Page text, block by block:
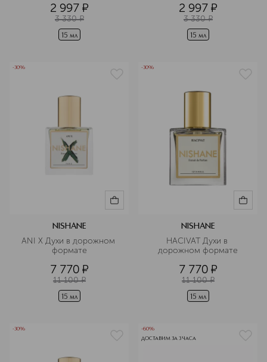
2 997 ¤
3 330 ¤
15 мл
2 997 ¤
3 330 ¤
15 мл
-30%
NISHANE
ANI Х Духи в дорожном
формате
7 770 ¤
11 100 ¤
15 мл
-30%
NISHANE
HACIVAT Духи в
дорожном формате
7 770 ¤
11 100 ¤
15 мл
-30%
-60%
ДОСТАВИМ ЗА 3 ЧАСА